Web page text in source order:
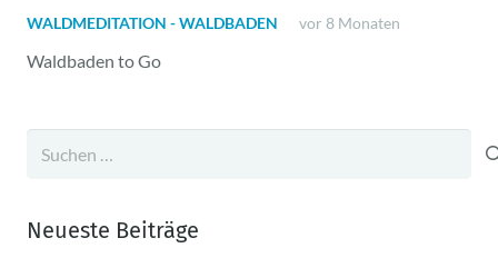
WALDMEDITATION - WALDBADEN vor 8 Monaten
Waldbaden to Go
Neueste Beiträge